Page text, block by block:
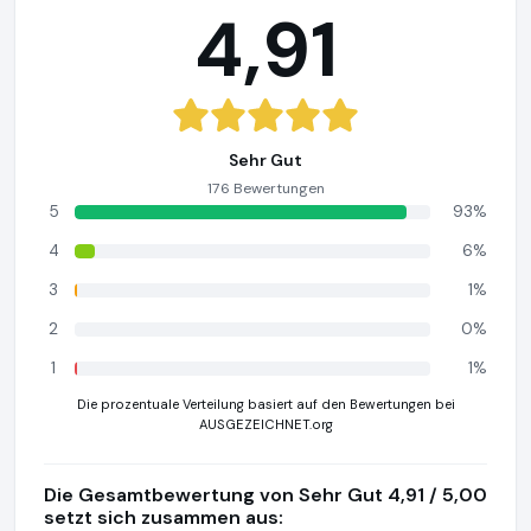
4,91
Sehr Gut
176 Bewertungen
5
93%
4
6%
3
1%
2
0%
1
1%
Die prozentuale Verteilung basiert auf den Bewertungen bei
AUSGEZEICHNET.org
Die Gesamtbewertung von Sehr Gut 4,91 / 5,00
setzt sich zusammen aus: